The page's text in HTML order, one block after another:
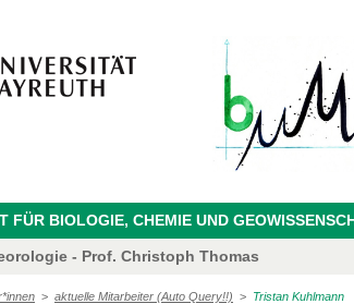
FÜR BIOLOGIE, CHEMIE UND
- Prof. Christoph Thomas
> aktuelle Mitarbeiter (Auto Query!!) > Tristan Kuhlmann